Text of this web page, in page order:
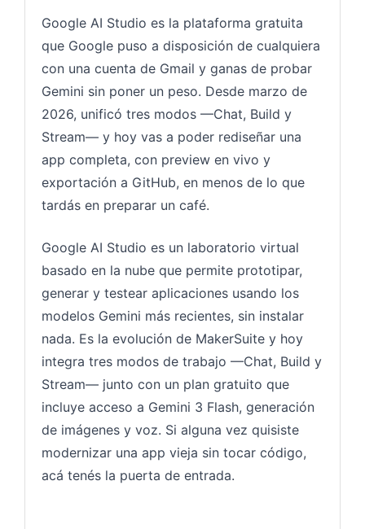
Google AI Studio es la plataforma gratuita
que Google puso a disposición de cualquiera
con una cuenta de Gmail y ganas de probar
Gemini sin poner un peso. Desde marzo de
2026, unificó tres modos —Chat, Build y
Stream— y hoy vas a poder rediseñar una
app completa, con preview en vivo y
exportación a GitHub, en menos de lo que
tardás en preparar un café.
Google AI Studio es un laboratorio virtual
basado en la nube que permite prototipar,
generar y testear aplicaciones usando los
modelos Gemini más recientes, sin instalar
nada. Es la evolución de MakerSuite y hoy
integra tres modos de trabajo —Chat, Build y
Stream— junto con un plan gratuito que
incluye acceso a Gemini 3 Flash, generación
de imágenes y voz. Si alguna vez quisiste
modernizar una app vieja sin tocar código,
acá tenés la puerta de entrada.